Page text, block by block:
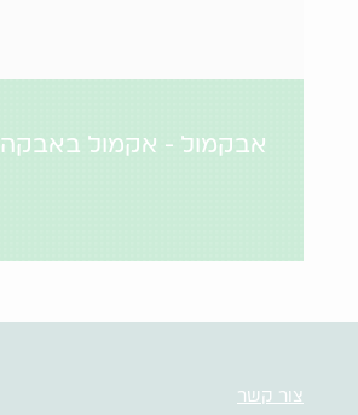
אבקמול - אקמול באבקה
צור קשר